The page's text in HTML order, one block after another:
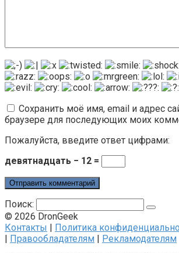
Сохранить моё имя, email и адрес
браузере для последующих моих
Пожалуйста, введите ответ цифрами:
девятнадцать − 12 =
Поиск:
© 2026 DronGeek
Контакты
Политика
Правообладателям Рекламодателям